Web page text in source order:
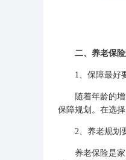
二、养老保险
1、保障最好
随着年龄的增大
保障规划。在选
2、养老规划
养老保险是家庭